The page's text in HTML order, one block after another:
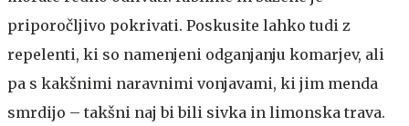
priporočljivo pokrivati. Poskusite lahko tudi z
repelenti, ki so namenjeni odganjanju komarjev, ali
pa s kakšnimi naravnimi vonjavami, ki jim menda
smrdijo – takšni naj bi bili sivka in limonska trava.